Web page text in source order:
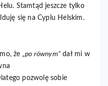
Stamtąd jeszcze tylko
się na Cyplu Helskim.
że „po równym” dał mi w
pozwolę sobie